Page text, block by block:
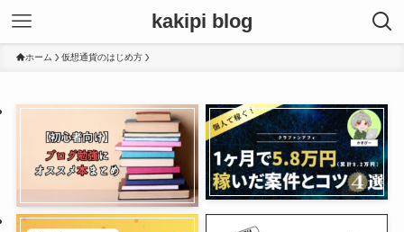
kakipi blog
ホーム 仮想通貨のはじめ方